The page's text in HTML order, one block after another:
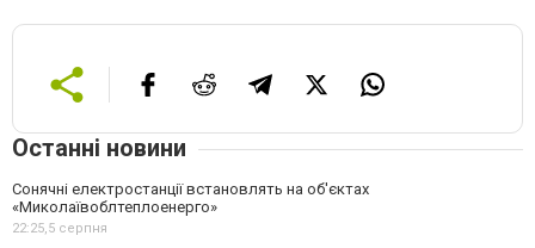
Останні новини
Сонячні електростанції встановлять на об'єктах
«Миколаївоблтеплоенерго»
22:25,5 серпня